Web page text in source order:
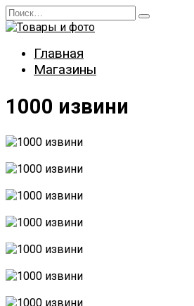
Перейти
к
Search
for:
Главная
Магазины
1000 извини